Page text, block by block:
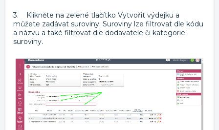
3. Klikněte na zelené tlačítko Vytvořit výdejku a
můžete zadávat suroviny. Suroviny lze filtrovat dle kódu
a názvu a také filtrovat dle dodavatele či kategorie
suroviny.